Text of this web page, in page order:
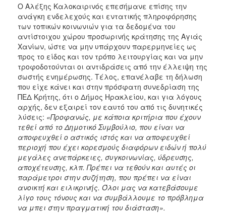
Ο Αλέξης Καλοκαιρινός επεσήμανε επίσης την
ανάγκη ενδελεχούς και εντατικής πληροφόρησης
των τοπικών κοινωνιών για τα δεδομένα του
αντίστοιχου χώρου προσωρινής κράτησης της Αγιάς
Χανίων, ώστε να μην υπάρχουν παρερμηνείες ως
προς το είδος και τον τρόπο λειτουργίας και να μην
τροφοδοτούνται οι αντιδράσεις από την έλλειψη της
σωστής ενημέρωσης. Τέλος, επανέλαβε τη δήλωση
που είχε κάνει και στην πρόσφατη συνεδρίαση της
ΠΕΔ Κρήτης, ότι ο Δήμος Ηρακλείου, και για λόγους
αρχής, δεν εξαιρεί τον εαυτό του από τις δυνητικές
λύσεις: «Προφανώς, με κάποια κριτήρια που έχουν
τεθεί από το Δημοτικό Συμβούλιο, που είναι να
αποφευχθεί ο αστικός ιστός και να αποφευχθεί
περιοχή που έχει κορεσμούς διαφόρων ειδών ή πολύ
μεγάλες ανεπάρκειες, συγκοινωνίας, ύδρευσης,
αποχέτευσης, κλπ. Πρέπει να τεθούν και αυτές οι
παράμετροι στην συζήτηση, που πρέπει να είναι
ανοικτή και ειλικρινής. Όλοι μας να κατεβάσουμε
λίγο τους τόνους και να συμβάλλουμε το πρόβλημα
να μπει στην πραγματική του διάσταση».